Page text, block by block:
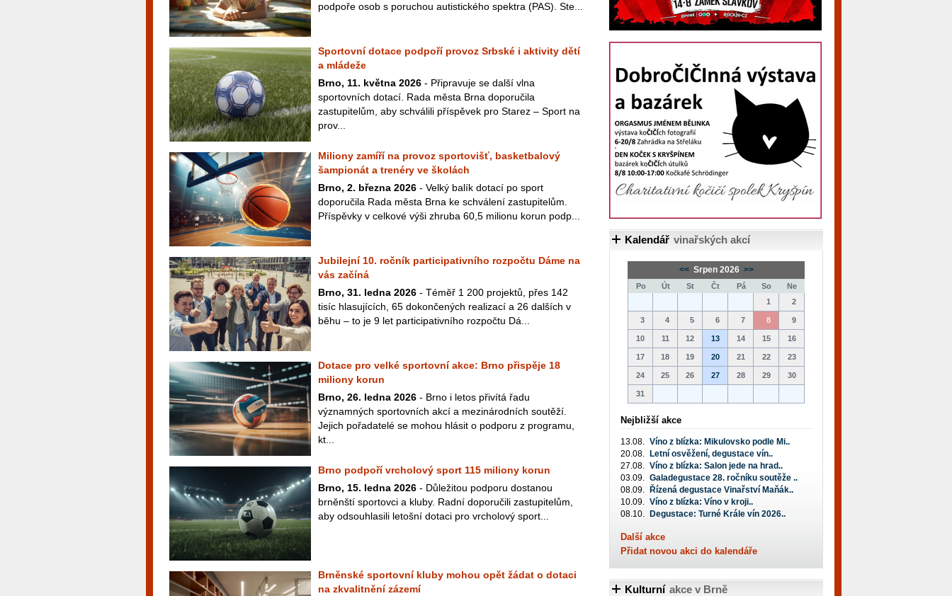
podpoře osob s poruchou autistického spektra (PAS). Ste...
Sportovní dotace podpoří provoz Srbské i aktivity dětí
a mládeže
Brno, 11. května 2026 - Připravuje se další vlna
sportovních dotací. Rada města Brna doporučila
zastupitelům, aby schválili příspěvek pro Starez – Sport na
prov...
Miliony zamíří na provoz sportovišť, basketbalový
šampionát a trenéry ve školách
Brno, 2. března 2026 - Velký balík dotací po sport
doporučila Rada města Brna ke schválení zastupitelům.
Příspěvky v celkové výši zhruba 60,5 milionu korun podp...
Jubilejní 10. ročník participativního rozpočtu Dáme na
vás začíná
Brno, 31. ledna 2026 - Téměř 1 200 projektů, přes 142
tisíc hlasujících, 65 dokončených realizací a 26 dalších v
běhu – to je 9 let participativního rozpočtu Dá...
Dotace pro velké sportovní akce: Brno přispěje 18
miliony korun
Brno, 26. ledna 2026 - Brno i letos přivítá řadu
významných sportovních akcí a mezinárodních soutěží.
Jejich pořadatelé se mohou hlásit o podporu z programu,
kt...
Brno podpoří vrcholový sport 115 miliony korun
Brno, 15. ledna 2026 - Důležitou podporu dostanou
brněnští sportovci a kluby. Radní doporučili zastupitelům,
aby odsouhlasili letošní dotaci pro vrcholový sport...
Brněnské sportovní kluby mohou opět žádat o dotaci
na zkvalitnění zázemí
Kalendář vinařských akcí
<< Srpen 2026 >>
Po Út St Čt Pá So
Ne
1
2
3 4 5 6 7 8 9
10 11 12 13 14 15 16
17 18 19 20 21 22 23
24 25 26 27 28 29 30
31
Nejbližší akce
13.08. Víno z blízka: Mikulovsko podle Mi..
20.08.
Letní osvěžení, degustace vín..
27.08. Víno z blízka: Salon jede na hrad..
03.09. Galadegustace 28. ročníku soutěže ..
08.09.
Řízená degustace Vinařství Maňák..
10.09. Víno z blízka: Víno v kroji..
08.10.
Degustace: Turné Krále vín 2026..
Další akce
Přidat novou akci do kalendáře
Kulturní akce v Brně